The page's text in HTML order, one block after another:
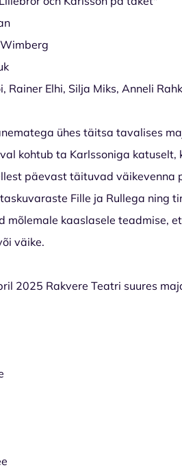
Rainer Elhi, Silja Miks, Anneli
ühes täitsa tavalises
kohtub ta Karlssoniga katuselt,
päevast täituvad väikevenna
Fille ja Rullega ning
mõlemale kaaslasele teadmise,
väike.
2025 Rakvere Teatri suures